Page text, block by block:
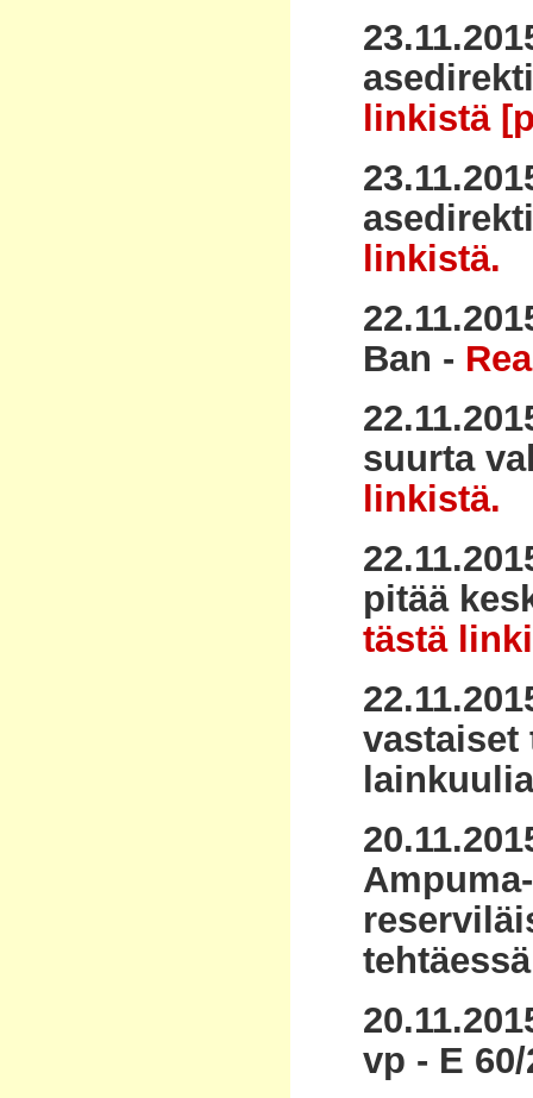
linkistä
linkistä.
Ban -
suurta
linkistä.
pitää
tästä
vp - E